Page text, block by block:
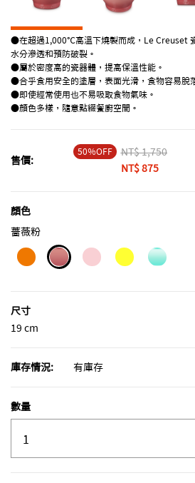
●在超過1,000℃高溫下燒製而成，Le Creuset
水分滲透和預防破裂。
●屬於密度高的瓷器體，提高保溫性能。
●合乎食用安全的塗層，表面光滑，食物容易脫
●即使經常使用也不易吸取食物氣味。
●顏色多樣，隨意點綴餐廚空間。
售價:
50％OFF Price reduced
NT$ 1,750to
NT$ 875
顏色
薔薇粉
尺寸
19 cm
庫存情況: 有庫存
數量